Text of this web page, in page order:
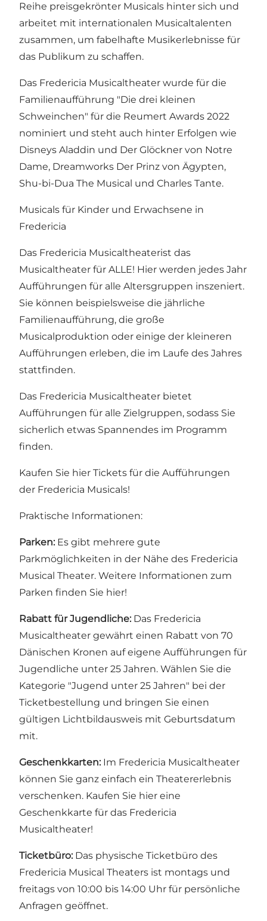
Reihe preisgekrönter Musicals hinter sich und
arbeitet mit internationalen Musicaltalenten
zusammen, um fabelhafte Musikerlebnisse für
das Publikum zu schaffen.
Das Fredericia Musicaltheater wurde für die
Familienaufführung "Die drei kleinen
Schweinchen" für die Reumert Awards 2022
nominiert und steht auch hinter Erfolgen wie
Disneys Aladdin und Der Glöckner von Notre
Dame, Dreamworks Der Prinz von Ägypten,
Shu-bi-Dua The Musical und Charles Tante.
Musicals für Kinder und Erwachsene in
Fredericia
Das Fredericia Musicaltheaterist das
Musicaltheater für ALLE! Hier werden jedes Jahr
Aufführungen für alle Altersgruppen inszeniert.
Sie können beispielsweise die jährliche
Familienaufführung, die große
Musicalproduktion oder einige der kleineren
Aufführungen erleben, die im Laufe des Jahres
stattfinden.
Das Fredericia Musicaltheater bietet
Aufführungen für alle Zielgruppen, sodass Sie
sicherlich etwas Spannendes im Programm
finden.
Kaufen Sie hier Tickets für die Aufführungen
der Fredericia Musicals!
Praktische Informationen:
Parken: Es gibt mehrere gute
Parkmöglichkeiten in der Nähe des Fredericia
Musical Theater. Weitere Informationen zum
Parken finden Sie hier!
Rabatt für Jugendliche: Das Fredericia
Musicaltheater gewährt einen Rabatt von 70
Dänischen Kronen auf eigene Aufführungen für
Jugendliche unter 25 Jahren. Wählen Sie die
Kategorie "Jugend unter 25 Jahren" bei der
Ticketbestellung und bringen Sie einen
gültigen Lichtbildausweis mit Geburtsdatum
mit.
Geschenkkarten: Im Fredericia Musicaltheater
können Sie ganz einfach ein Theatererlebnis
verschenken. Kaufen Sie hier eine
Geschenkkarte für das Fredericia
Musicaltheater!
Ticketbüro: Das physische Ticketbüro des
Fredericia Musical Theaters ist montags und
freitags von 10:00 bis 14:00 Uhr für persönliche
Anfragen geöffnet.